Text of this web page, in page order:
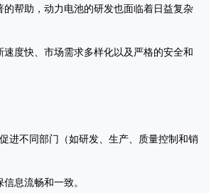
的帮助，动力电池的研发也面临着日益复杂
速度快、市场需求多样化以及严格的安全和
进不同部门（如研发、生产、质量控制和销
息流畅和一致。